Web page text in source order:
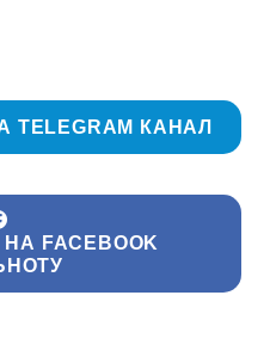
TELEGRAM КАНАЛ
FACEBOOK